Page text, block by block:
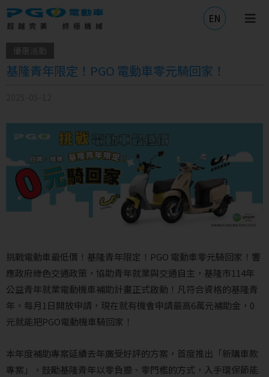
EN
優惠活動
基隆青年限定！PGO 電動車零元騎回家！
挑戰電動車最低價！基隆青年限定！PGO 電動車零元騎回家！響
應政府綠色交通政策，協助青年就業與交通自主，基隆市114年
公益青年就業電動機車補助計畫正式啟動！ 凡符合資格的基隆青
年，每月1日開放申請， 現在就有機會申請最高6萬元補助金，0
元就能把PGO電動機車騎回家！
本年度補助專案延續去年廣受好評的方案，首度推出「新購車款
專案」，鼓勵基隆青年以零負擔、零門檻的方式，入手環保節能